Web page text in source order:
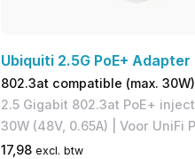
Ubiquiti 2.5G PoE+ Adapter
802.3at compatible (max. 30W)
2.5 Gigabit 802.3at PoE+
30W (48V, 0.65A) | Voor UniFi
17,98 excl. btw